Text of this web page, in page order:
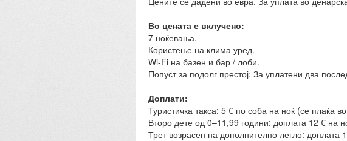
Во цената е вклучено:
7 ноќевања.
Користење на клима уред.
Wi-Fi на базен и бар / лоби.
Попуст за подолг престој: За уплатени два
Доплати:
Туристичка такса: 5 € по соба на ноќ (се плаќа
Второ дете од 0–11,99 години: доплата 12 € на
Трет возрасен на дополнително легло: доплата